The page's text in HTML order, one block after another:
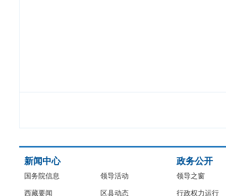
新闻中心
国务院信息
西藏要闻
领导活动
区县动态
政务公开
领导之窗
行政权力运行